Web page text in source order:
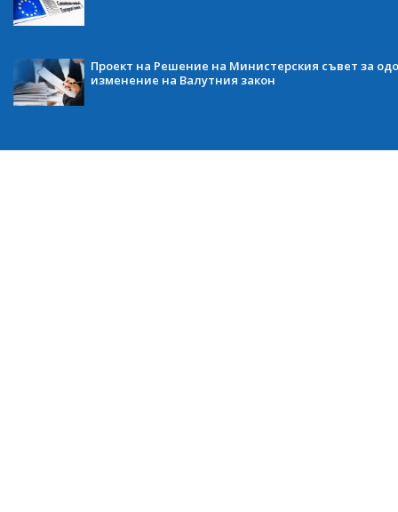
Проект на Решение на Министерския съвет за
изменение на Валутния закон